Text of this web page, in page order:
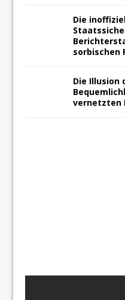
Die
sorbischen
Die Illusion
vernetzten